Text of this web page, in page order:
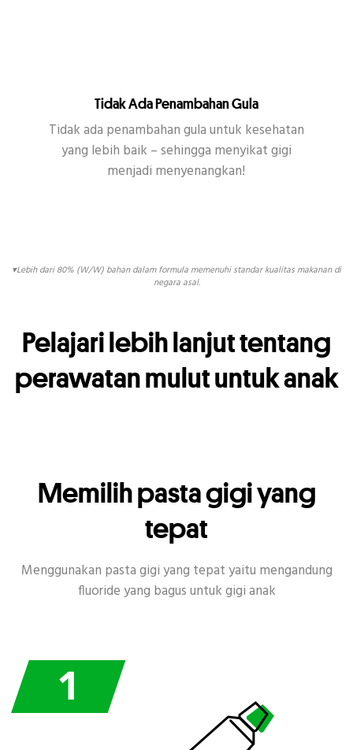
Tidak Ada Penambahan Gula
Tidak ada penambahan gula untuk kesehatan
yang lebih baik – sehingga menyikat gigi
menjadi menyenangkan!
▾Lebih dari 80% (W/W) bahan dalam formula memenuhi standar kualitas makanan di
negara asal.
Pelajari lebih lanjut tentang
perawatan mulut untuk anak
Memilih pasta gigi yang
tepat
Menggunakan pasta gigi yang tepat yaitu mengandung
fluoride yang bagus untuk gigi anak